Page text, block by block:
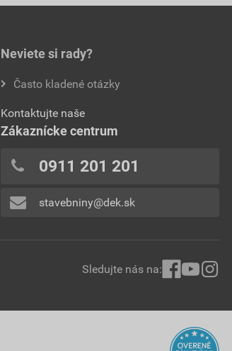
Neviete si rady?
Často kladené otázky
Kontaktujte naše
Zákaznícke centrum
0911 201 201
stavebniny@dek.sk
Sledujte nás na: